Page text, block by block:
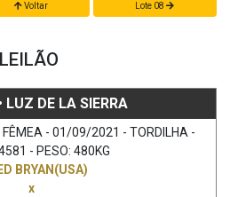
Voltar Lote 08
LUZ DE LA SIERRA
FÊMEA - 01/09/2021 - TORDILHA -
- PESO: 480KG
BRYAN(USA)
x